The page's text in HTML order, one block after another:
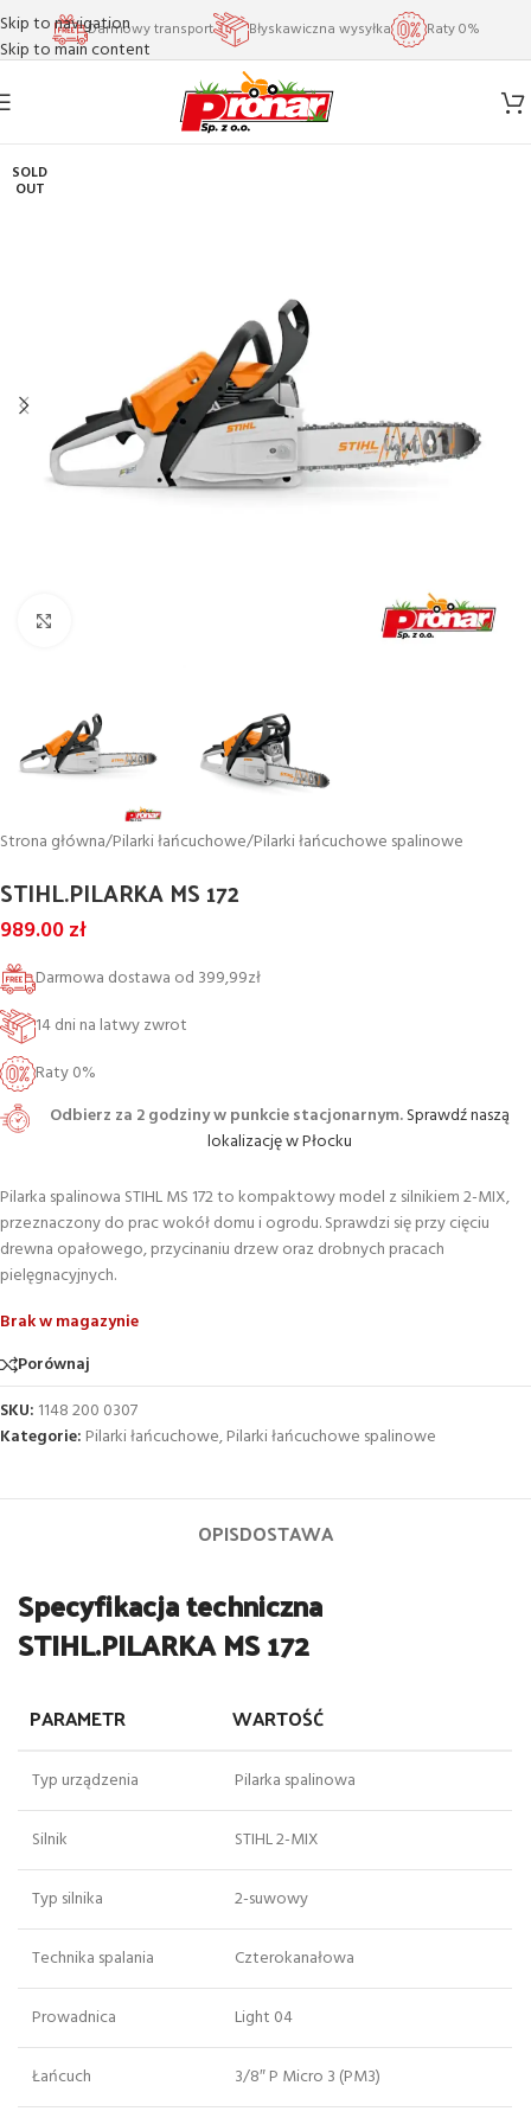
Skip to navigation
Skip to main content
Darmowy transport Błyskawiczna wysyłka Raty 0%
SOLD
OUT
Strona główna/Pilarki łańcuchowe/Pilarki łańcuchowe spalinowe
STIHL.PILARKA MS 172
989.00zł
Darmowa dostawa od 399,99zł
14 dni na latwy zwrot
Raty 0%
Odbierz za 2 godziny w punkcie stacjonarnym.Sprawdź naszą
lokalizację w Płocku
Pilarka spalinowa STIHL MS 172 to kompaktowy model z silnikiem 2-MIX,
przeznaczony do prac wokół domu i ogrodu. Sprawdzi się przy cięciu
drewna opałowego, przycinaniu drzew oraz drobnych pracach
pielęgnacyjnych.
Brak w magazynie
Porównaj
SKU: 1148 200 0307
Kategorie: Pilarki łańcuchowe,Pilarki łańcuchowe spalinowe
OPISDOSTAWA
Specyfikacja techniczna
STIHL.PILARKA MS 172
PARAMETR WARTOŚĆ
Typ urządzenia Pilarka spalinowa
Silnik STIHL 2-MIX
Typ silnika 2-suwowy
Technika spalania Czterokanałowa
Prowadnica Light 04
Łańcuch 3/8″ P Micro 3 (PM3)